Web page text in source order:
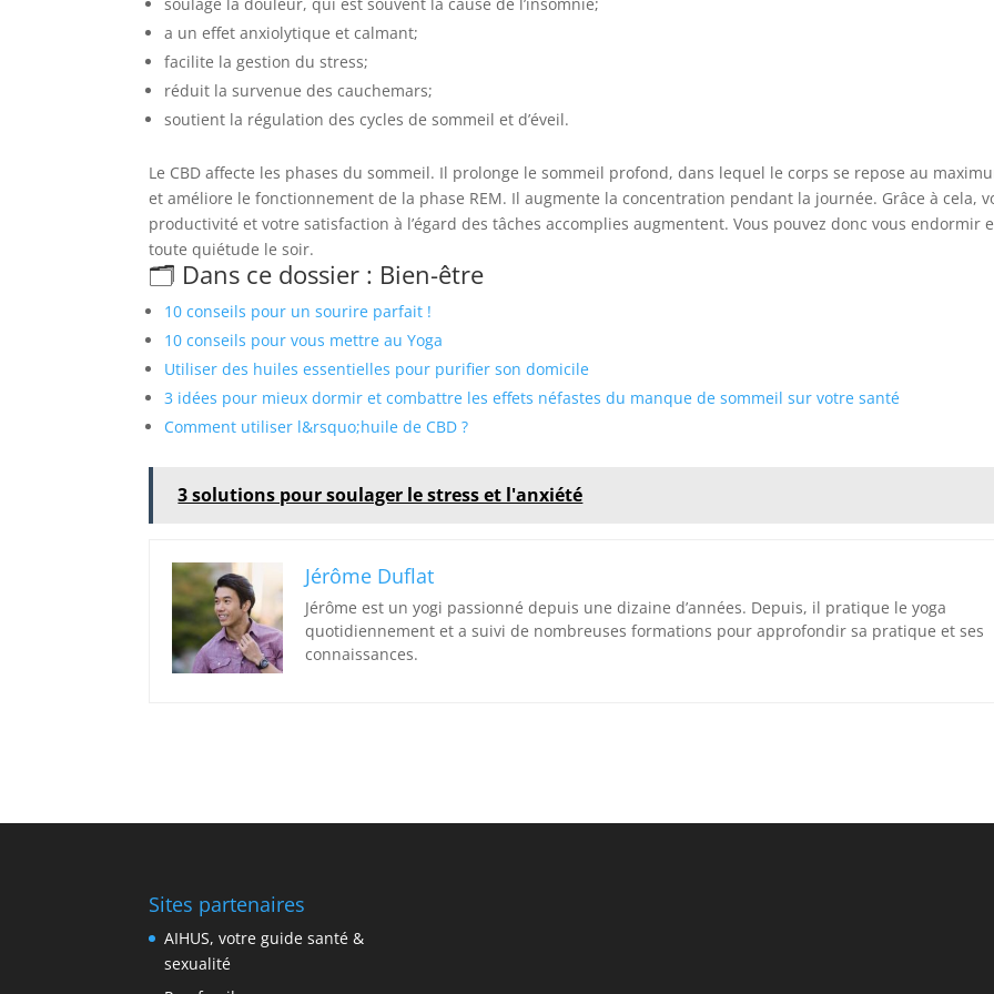
a un effet anxiolytique et calmant;
facilite la gestion du stress;
réduit la survenue des cauchemars;
soutient la régulation des cycles de sommeil et d’éveil.
Le CBD affecte les phases du sommeil. Il prolonge le sommeil profond, dans lequel le corps se repose au
et améliore le fonctionnement de la phase REM. Il augmente la concentration pendant la journée. Grâce à cela,
productivité et votre satisfaction à l’égard des tâches accomplies augmentent. Vous pouvez donc vous endormir
toute quiétude le soir.
🗂️ Dans ce dossier : Bien-être
10 conseils pour un sourire parfait !
10 conseils pour vous mettre au Yoga
Utiliser des huiles essentielles pour purifier son domicile
3 idées pour mieux dormir et combattre les effets néfastes du manque de sommeil sur votre santé
Comment utiliser l&rsquo;huile de CBD ?
3 solutions pour soulager le stress et l'anxiété
Jérôme Duflat
Jérôme est un yogi passionné depuis une dizaine d’années. Depuis, il pratique le yoga
quotidiennement et a suivi de nombreuses formations pour approfondir sa pratique et ses
connaissances.
Sites partenaires
AIHUS, votre guide santé &
sexualité